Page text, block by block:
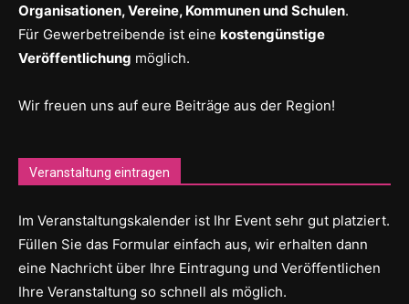
Organisationen, Vereine, Kommunen und Schulen.
Für Gewerbetreibende ist eine kostengünstige
Veröffentlichung möglich.
Wir freuen uns auf eure Beiträge aus der Region!
Veranstaltung eintragen
Im Veranstaltungskalender ist Ihr Event sehr gut platziert.
Füllen Sie das Formular einfach aus, wir erhalten dann
eine Nachricht über Ihre Eintragung und Veröffentlichen
Ihre Veranstaltung so schnell als möglich.